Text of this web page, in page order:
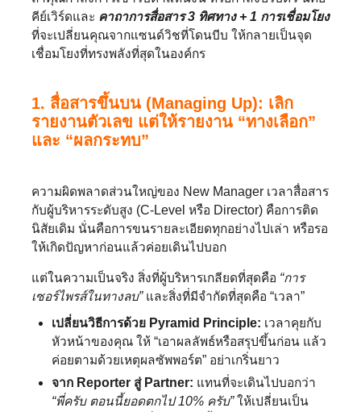
คีย์เวิร์ดและ คาถาการสื่อสาร 3 ทิศทาง + 1 การเชื่อมโยง
ที่จะเปลี่ยนคุณจากแซนด์วิชที่โดนบีบ ให้กลายเป็นจุด
เชื่อมโยงที่ทรงพลังที่สุดในองค์กร
1. สื่อสารขึ้นบน (Managing Up): เลิก
รายงานตัวเลข แต่ให้รายงาน “ทางเลือก”
และ “ผลกระทบ”
ความผิดพลาดส่วนใหญ่ของ New Manager เวลาสื่อสาร
กับผู้บริหารระดับสูง (C-Level หรือ Director) คือการติด
นิสัยเดิม นั่นคือการขนรายละเอียดทุกอย่างไปเล่า หรือรอ
ให้เกิดปัญหาก่อนแล้วค่อยเดินไปบอก
แต่ในความเป็นจริง สิ่งที่ผู้บริหารเกลียดที่สุดคือ “การ
เซอร์ไพรส์ในทางลบ”และสิ่งที่มีจำกัดที่สุดคือ “เวลา”
เปลี่ยนวิธีการด้วย Pyramid Principle: เวลาคุยกับ
หัวหน้าของคุณ ให้ “เอาผลลัพธ์หรือสรุปขึ้นก่อน แล้ว
ค่อยตามด้วยเหตุผลซัพพอร์ต” อย่าเกริ่นยาว
จาก Reporter สู่ Partner: แทนที่จะเดินไปบอกว่า
“พี่ครับ ตอนนี้ยอดตกไป 10% ครับ”ให้เปลี่ยนเป็น